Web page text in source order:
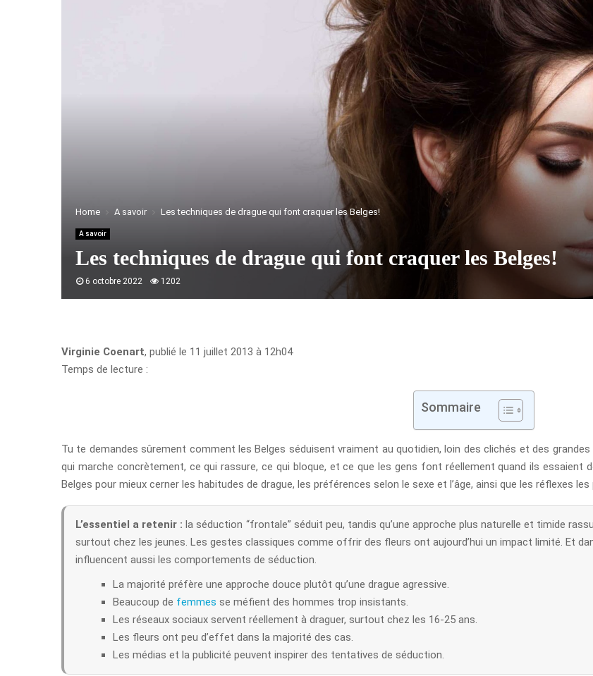
Home A savoir Les techniques de drague qui font craquer les Belges!
A savoir
Les techniques de drague qui font craquer les Belges!
6 octobre 2022 1202
Virginie Coenart, publié le 11 juillet 2013 à 12h04
Temps de lecture :
Sommaire
Tu te demandes sûrement comment les Belges séduisent vraiment au quotidien, loin des clichés et des
qui marche concrètement, ce qui rassure, ce qui bloque, et ce que les gens font réellement quand ils essaient
Belges pour mieux cerner les habitudes de drague, les préférences selon le sexe et l’âge, ainsi que les réflexes
L’essentiel a retenir : la séduction “frontale” séduit peu, tandis qu’une approche plus naturelle et timide
surtout chez les jeunes. Les gestes classiques comme offrir des fleurs ont aujourd’hui un impact limité. Et
influencent aussi les comportements de séduction.
La majorité préfère une approche douce plutôt qu’une drague agressive.
Beaucoup de femmes se méfient des hommes trop insistants.
Les réseaux sociaux servent réellement à draguer, surtout chez les 16-25 ans.
Les fleurs ont peu d’effet dans la majorité des cas.
Les médias et la publicité peuvent inspirer des tentatives de séduction.